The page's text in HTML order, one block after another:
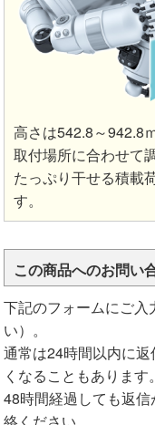
高さは542.8～942.8
取付場所に合わせて
たっぷり干せる積載
す。
この商品へのお問い
下記のフォームにご入
い）。
通常は24時間以内に
くなることもあります
48時間経過しても返
絡ください。